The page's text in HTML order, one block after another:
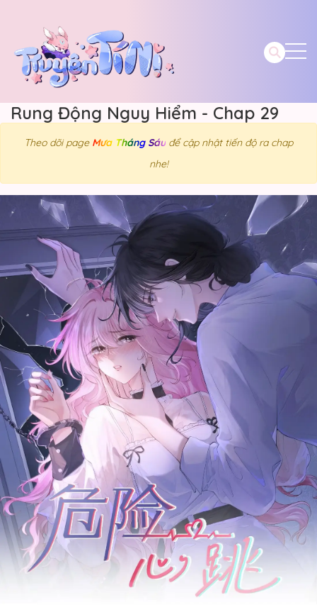
Rung Động Nguy Hiểm - Chap 29
Theo dõi page Mưa Tháng Sáu để cập nhật tiến độ ra chap
nhe!